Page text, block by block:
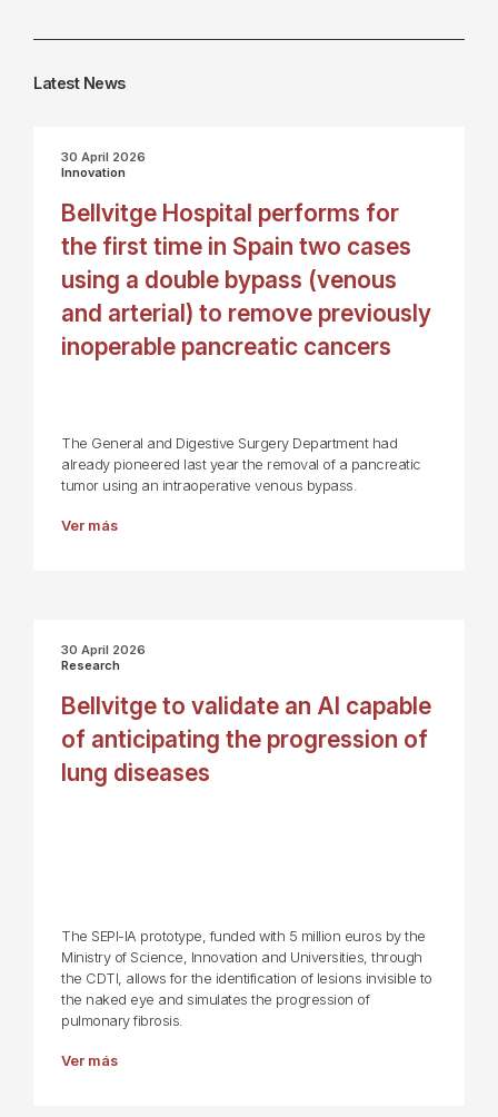
Latest News
30 April 2026
Innovation
Bellvitge Hospital performs for
the first time in Spain two cases
using a double bypass (venous
and arterial) to remove previously
inoperable pancreatic cancers
The General and Digestive Surgery Department had
already pioneered last year the removal of a pancreatic
tumor using an intraoperative venous bypass.
Ver más
30 April 2026
Research
Bellvitge to validate an AI capable
of anticipating the progression of
lung diseases
The SEPI-IA prototype, funded with 5 million euros by the
Ministry of Science, Innovation and Universities, through
the CDTI, allows for the identification of lesions invisible to
the naked eye and simulates the progression of
pulmonary fibrosis.
Ver más